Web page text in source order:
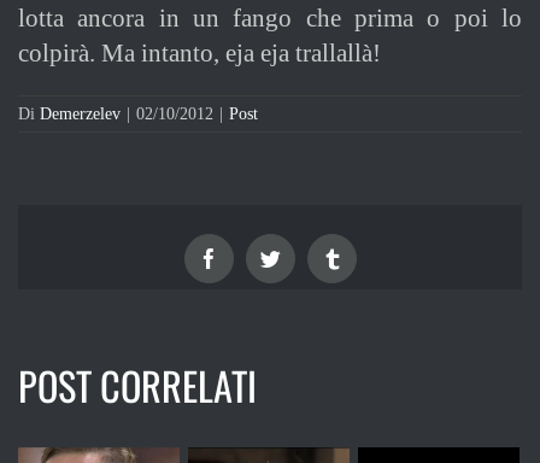
lotta ancora in un fango che prima o poi lo
colpirà. Ma intanto, eja eja trallallà!
Di Demerzelev 02/10/2012 Post
FacebookTwitter Tumblr
POST CORRELATI